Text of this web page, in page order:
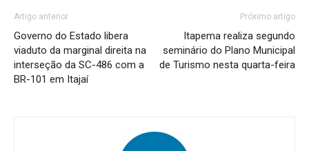
Artigo anterior
Governo do Estado libera
viaduto da marginal direita na
interseção da SC-486 com a
BR-101 em Itajaí
Próximo artigo
Itapema realiza segundo
seminário do Plano Municipal
de Turismo nesta quarta-feira